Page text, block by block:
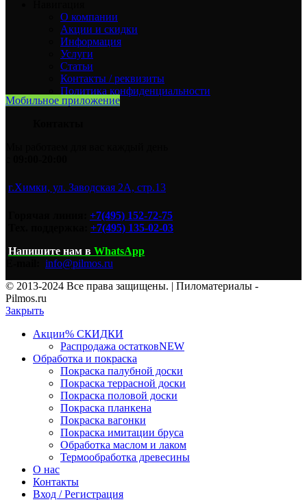
О компании
Акции и скидки
Информация
Услуги
Статьи
Контакты / реквизиты
Политика конфиденциальности
Мобильное приложение
г.Химки, ул. Заводская 2А, стр.13
+7(495) 152-72-75
+7(495) 135-02-03
Напишите нам в WhatsApp
info@pilmos.ru
© 2013-2024 Все права защищены. | Пиломатериалы -
Pilmos.ru
Закрыть
Акции% СКИДКИ
Распродажа остатковNEW
Обработка и покраска
Покраска палубной доски
Покраска террасной доски
Покраска половой доски
Покраска планкена
Покраска вагонки
Покраска имитации бруса
Обработка маслом и лаком
Термообработка древесины
О нас
Контакты
Вход / Регистрация